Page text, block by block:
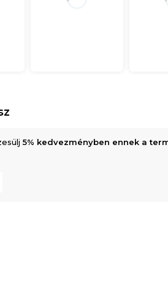
5% kedvezményben ennek a